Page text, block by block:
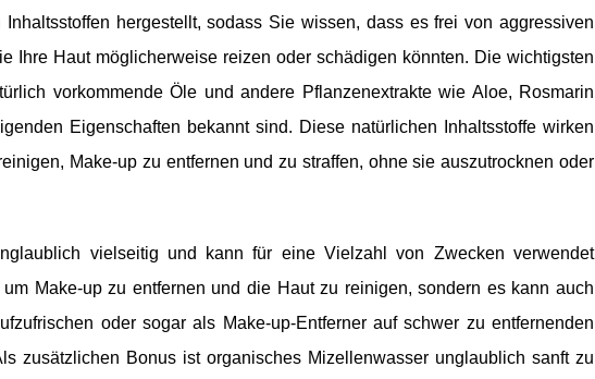
hergestellt, sodass Sie wissen, dass es frei von aggressiven
Ihre Haut möglicherweise reizen oder schädigen könnten. Die wichtigsten
vorkommende Öle und andere Pflanzenextrakte wie Aloe, Rosmarin
Eigenschaften bekannt sind. Diese natürlichen Inhaltsstoffe wirken
Make-up zu entfernen und zu straffen, ohne sie auszutrocknen oder
vielseitig und kann für eine Vielzahl von Zwecken verwendet
Make-up zu entfernen und die Haut zu reinigen, sondern es kann auch
oder sogar als Make-up-Entferner auf schwer zu entfernenden
zusätzlichen Bonus ist organisches Mizellenwasser unglaublich sanft zu